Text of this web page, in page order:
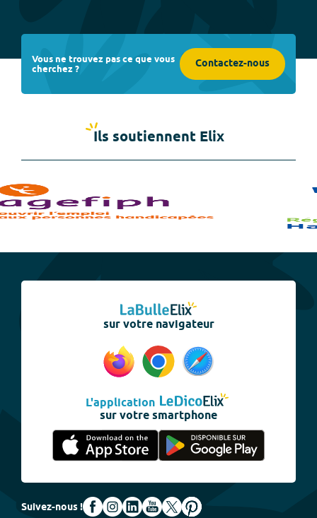
Vous ne trouvez pas ce que vous
cherchez ? Contactez-nous
Ils soutiennent Elix
sur votre navigateur
L'application
sur votre smartphone
Suivez-nous !